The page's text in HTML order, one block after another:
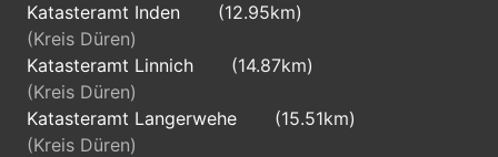
Katasteramt Inden
(12.95km)
(Kreis Düren)
Katasteramt Linnich
(14.87km)
(Kreis Düren)
Katasteramt Langerwehe
(15.51km)
(Kreis Düren)